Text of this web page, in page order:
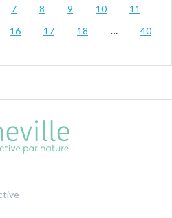
7 8 9 10
11
16 17 18 … 40